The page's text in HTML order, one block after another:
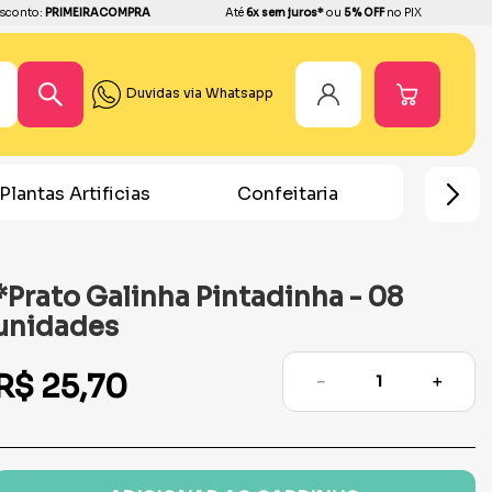
PRIMEIRACOMPRA Até6x sem juros*ou 5% OFFno PIX
Duvidas via Whatsapp
Plantas Artificias Confeitaria
Galinha Pintadinha - 08
25,70 ＋
－